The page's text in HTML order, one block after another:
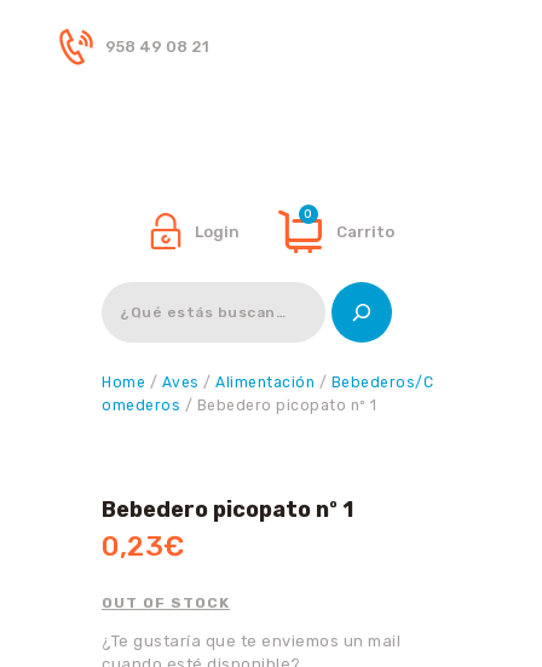
958 49 08 21
Login Carrito
0
Buscar
Home / Aves / Alimentación / Bebederos/C
omederos / Bebedero picopato nº 1
Bebedero picopato nº 1
0,23€
OUT OF STOCK
¿Te gustaría que te enviemos un mail